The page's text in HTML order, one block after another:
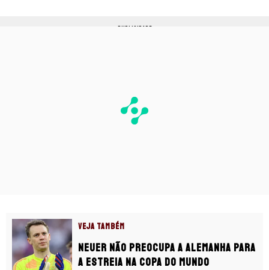
PUBLICIDADE
VEJA TAMBÉM
Neuer não preocupa a Alemanha para
a estreia na Copa do Mundo